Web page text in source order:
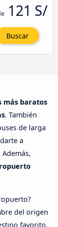
121 S/
Buscar
más baratos
. También
de larga
a
del origen
favorito.